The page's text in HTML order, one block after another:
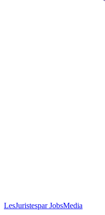
LesJuristespar JobsMedia